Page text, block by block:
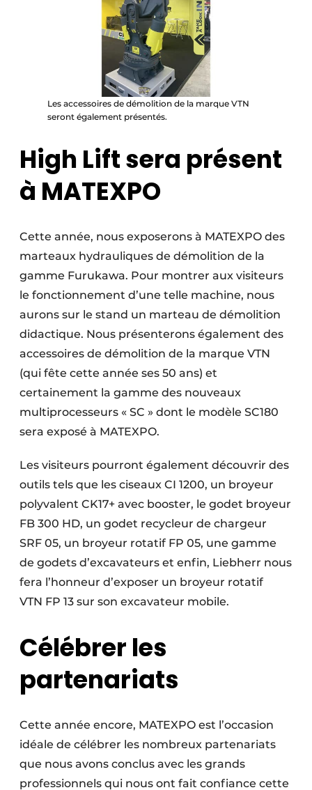
Travaux ferroviaires
Les accessoires de démolition de la marque VTN
seront également présentés.
High Lift sera présent
à MATEXPO
Cette année, nous exposerons à MATEXPO des
marteaux hydrauliques de démolition de la
gamme Furukawa. Pour montrer aux visiteurs
le fonctionnement d’une telle machine, nous
aurons sur le stand un marteau de démolition
didactique. Nous présenterons également des
accessoires de démolition de la marque VTN
(qui fête cette année ses 50 ans) et
certainement la gamme des nouveaux
multiprocesseurs « SC » dont le modèle SC180
sera exposé à MATEXPO.
Les visiteurs pourront également découvrir des
outils tels que les ciseaux CI 1200, un broyeur
polyvalent CK17+ avec booster, le godet broyeur
FB 300 HD, un godet recycleur de chargeur
SRF 05, un broyeur rotatif FP 05, une gamme
de godets d’excavateurs et enfin, Liebherr nous
fera l’honneur d’exposer un broyeur rotatif
VTN FP 13 sur son excavateur mobile.
Célébrer les
partenariats
Cette année encore, MATEXPO est l’occasion
idéale de célébrer les nombreux partenariats
que nous avons conclus avec les grands
professionnels qui nous ont fait confiance cette